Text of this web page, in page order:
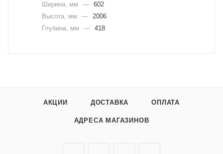
Ширина, мм
— 602
Высота, мм
— 2006
Глубина, мм
— 418
АКЦИИ ДОСТАВКА ОПЛАТА
АДРЕСА МАГАЗИНОВ